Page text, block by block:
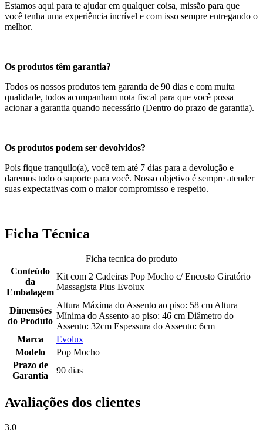
Estamos aqui para te ajudar em qualquer coisa, missão para que
você tenha uma experiência incrível e com isso sempre entregando o
melhor.
Os produtos têm garantia?
Todos os nossos produtos tem garantia de 90 dias e com muita
qualidade, todos acompanham nota fiscal para que você possa
acionar a garantia quando necessário (Dentro do prazo de garantia).
Os produtos podem ser devolvidos?
Pois fique tranquilo(a), você tem até 7 dias para a devolução e
daremos todo o suporte para você. Nosso objetivo é sempre atender
suas expectativas com o maior compromisso e respeito.
Ficha Técnica
Ficha tecnica do produto
Conteúdo
da
Embalagem
Kit com 2 Cadeiras Pop Mocho c/ Encosto Giratório
Massagista Plus Evolux
Dimensões
do Produto
Altura Máxima do Assento ao piso: 58 cm Altura
Mínima do Assento ao piso: 46 cm Diâmetro do
Assento: 32cm Espessura do Assento: 6cm
Marca
Evolux
Modelo
Pop Mocho
Prazo de
Garantia
90 dias
Avaliações dos clientes
3.0